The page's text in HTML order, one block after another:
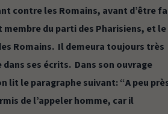
contre les Romains, avant d’être
du parti des Pharisiens, et le
Romains. Il demeura toujours très
ses écrits. Dans son ouvrage
lit le paragraphe suivant: “A peu
de l’appeler homme, car il